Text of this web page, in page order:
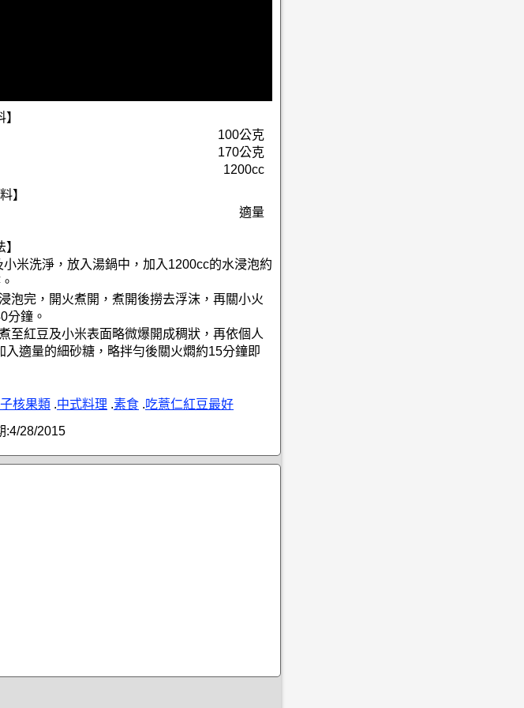
100公克
170公克
1200cc
】
適量
小米洗淨，放入湯鍋中，加入1200cc的水浸泡約
泡完，開火煮開，煮開後撈去浮沫，再關小火
分鐘。
至紅豆及小米表面略微爆開成稠狀，再依個人
入適量的細砂糖，略拌勻後關火燜約15分鐘即
核果類 .中式料理 .素食 .吃薏仁紅豆最好
:4/28/2015